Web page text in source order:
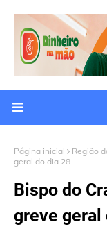
Página inicial Região
geral do dia 28
Bispo do
greve geral